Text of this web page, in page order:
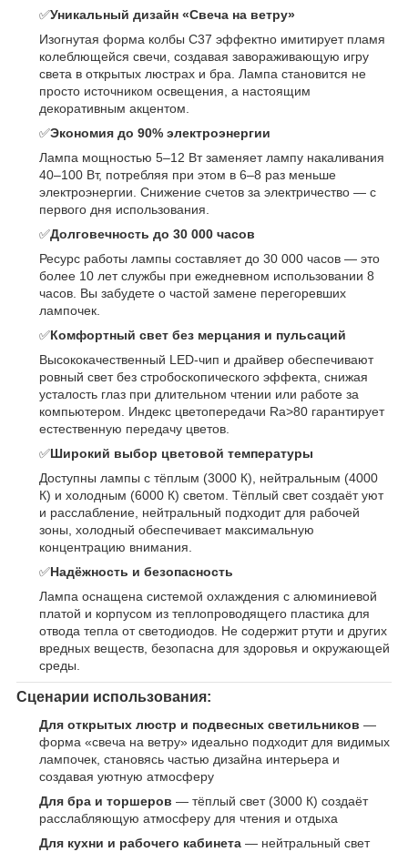
✅Уникальный дизайн «Свеча на ветру»
Изогнутая форма колбы C37 эффектно имитирует пламя
колеблющейся свечи, создавая завораживающую игру
света в открытых люстрах и бра. Лампа становится не
просто источником освещения, а настоящим
декоративным акцентом.
✅Экономия до 90% электроэнергии
Лампа мощностью 5–12 Вт заменяет лампу накаливания
40–100 Вт, потребляя при этом в 6–8 раз меньше
электроэнергии. Снижение счетов за электричество — с
первого дня использования.
✅Долговечность до 30 000 часов
Ресурс работы лампы составляет до 30 000 часов — это
более 10 лет службы при ежедневном использовании 8
часов. Вы забудете о частой замене перегоревших
лампочек.
✅Комфортный свет без мерцания и пульсаций
Высококачественный LED-чип и драйвер обеспечивают
ровный свет без стробоскопического эффекта, снижая
усталость глаз при длительном чтении или работе за
компьютером. Индекс цветопередачи Ra>80 гарантирует
естественную передачу цветов.
✅Широкий выбор цветовой температуры
Доступны лампы с тёплым (3000 К), нейтральным (4000
К) и холодным (6000 К) светом. Тёплый свет создаёт уют
и расслабление, нейтральный подходит для рабочей
зоны, холодный обеспечивает максимальную
концентрацию внимания.
✅Надёжность и безопасность
Лампа оснащена системой охлаждения с алюминиевой
платой и корпусом из теплопроводящего пластика для
отвода тепла от светодиодов. Не содержит ртути и других
вредных веществ, безопасна для здоровья и окружающей
среды.
Сценарии использования:
Для открытых люстр и подвесных светильников —
форма «свеча на ветру» идеально подходит для видимых
лампочек, становясь частью дизайна интерьера и
создавая уютную атмосферу
Для бра и торшеров — тёплый свет (3000 К) создаёт
расслабляющую атмосферу для чтения и отдыха
Для кухни и рабочего кабинета — нейтральный свет